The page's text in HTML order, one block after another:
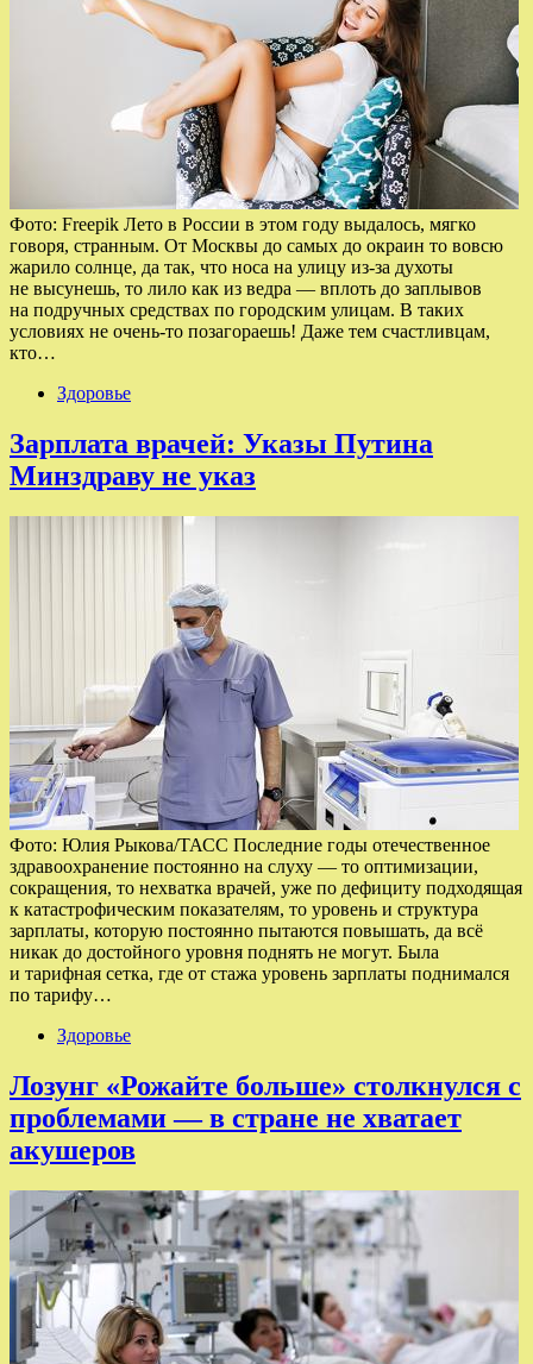
Фото: Freepik Лето в России в этом году выдалось, мягко
говоря, странным. От Москвы до самых до окраин то вовсю
жарило солнце, да так, что носа на улицу из-за духоты
не высунешь, то лило как из ведра — вплоть до заплывов
на подручных средствах по городским улицам. В таких
условиях не очень-то позагораешь! Даже тем счастливцам,
кто…
Здоровье
Зарплата врачей: Указы Путина
Минздраву не указ
Фото: Юлия Рыкова/ТАСС Последние годы отечественное
здравоохранение постоянно на слуху — то оптимизации,
сокращения, то нехватка врачей, уже по дефициту подходящая
к катастрофическим показателям, то уровень и структура
зарплаты, которую постоянно пытаются повышать, да всё
никак до достойного уровня поднять не могут. Была
и тарифная сетка, где от стажа уровень зарплаты поднимался
по тарифу…
Здоровье
Лозунг «Рожайте больше» столкнулся с
проблемами — в стране не хватает
акушеров